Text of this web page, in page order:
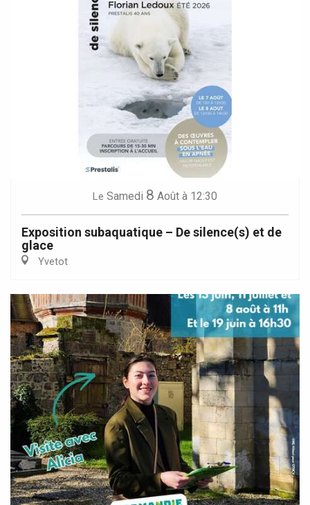
Le Samedi 8 Août à 12:30
Exposition subaquatique – De silence(s) et de
glace
Yvetot